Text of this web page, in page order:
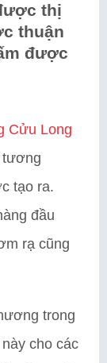
thị
thuận
được
Cửu Long
tương
tạo ra.
đầu
rạ cũng
trong
cho các